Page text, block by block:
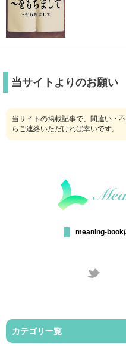
当サイトよりのお願い
当サイトの掲載記事で、間違い・
らご連絡いただければ幸いです。
meaning-book
カテゴリ一覧